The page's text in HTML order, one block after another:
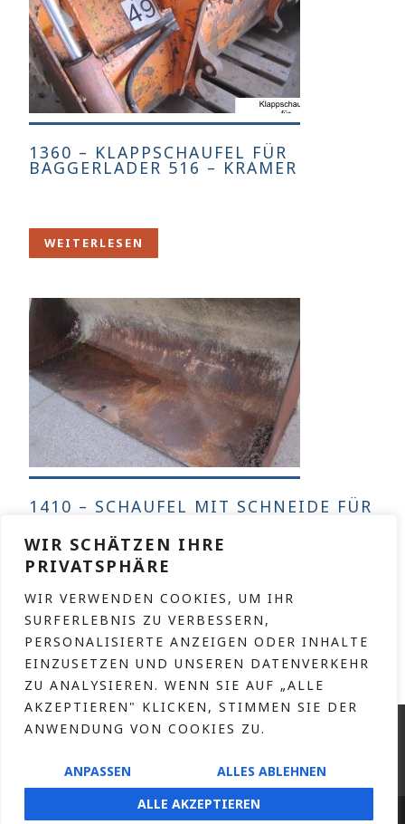
WIR SCHÄTZEN IHRE
PRIVATSPHÄRE
WIR VERWENDEN COOKIES, UM IHR
SURFERLEBNIS ZU VERBESSERN,
PERSONALISIERTE ANZEIGEN ODER INHALTE
EINZUSETZEN UND UNSEREN DATENVERKEHR
ZU ANALYSIEREN. WENN SIE AUF „ALLE
AKZEPTIEREN" KLICKEN, STIMMEN SIE DER
ANWENDUNG VON COOKIES ZU.
ANPASSEN
ALLES ABLEHNEN
ALLE AKZEPTIEREN
1360 – KLAPPSCHAUFEL FÜR
BAGGERLADER 516 – KRAMER
WEITERLESEN
1410 – SCHAUFEL MIT SCHNEIDE FÜR
WEITERLESEN
KONTAKT
DATENSCHUTZERKLÄRUNG
COPYRIGHT © 2026 – DESIGN BY